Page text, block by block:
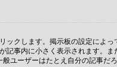
クします。掲示板の設定によ
事内に小さく表示されます。
ユーザーはたとえ自分の記事だ